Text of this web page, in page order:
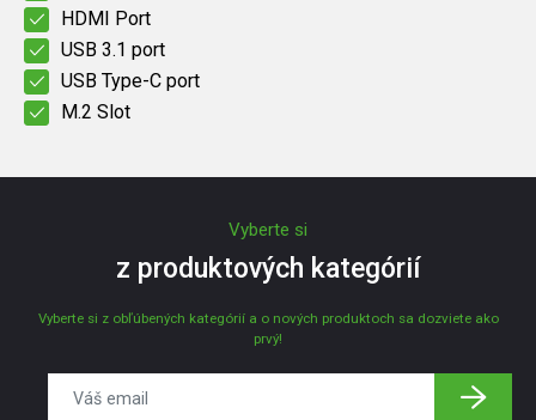
HDMI Port
USB 3.1 port
USB Type-C port
M.2 Slot
Vyberte si
z produktových kategórií
Vyberte si z obľúbených kategórií a o nových produktoch sa dozviete ako
prvý!